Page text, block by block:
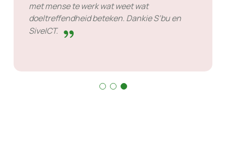
met mense te werk wat weet wat
doeltreffendheid beteken. Dankie S’bu en
SiveICT.